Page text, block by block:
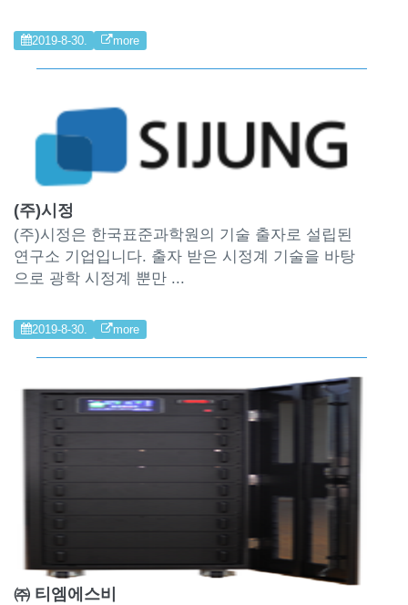
2019-8-30. more
(주)시정
(주)시정은 한국표준과학원의 기술 출자로 설립된
연구소 기업입니다. 출자 받은 시정계 기술을 바탕
으로 광학 시정계 뿐만 ...
2019-8-30. more
㈜ 티엠에스비